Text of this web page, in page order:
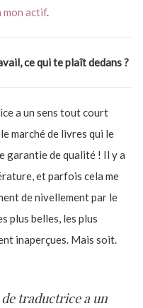
mon actif.
ce qui te plaît dedans ?
a un sens tout court
marché de livres qui le
garantie de qualité ! Il y a
et parfois cela me
de nivellement par le
plus belles, les plus
inaperçues. Mais soit.
de traductrice a un